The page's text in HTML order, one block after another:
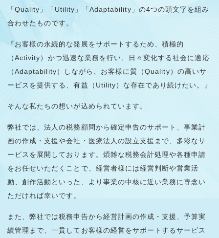
「Quality」「Utility」「Adaptability」の4つの頭文字を組み
合わせたものです。
『お客様の永続的な発展をサポートするため、積極的
（Activity）かつ迅速な業務を行い、日々変化する社会に適応
（Adaptability）しながら、お客様に質（Quality）の高いサ
ービスを提供する、有益（Utility）な存在であり続けたい。』
そんな私たちの想いが込められています。
弊社では、法人の税務顧問から確定申告のサポート、事業計
画の作成・支援や会社・医療法人の設立支援まで、多彩なサ
ービスを展開しております。煩雑な税務会計処理や各種申請
をお任せいただくことで、経営者様には経営判断や営業活
動、創作活動といった、より事業の中核に近い業務に専念い
ただければ幸いです。
また、弊社では税務申告から経営計画の作成・支援、予算実
績管理まで、一貫してお客様の経営をサポートするサービス